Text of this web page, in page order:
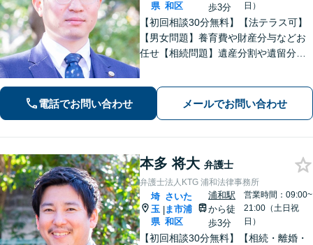
県 和区
歩3分
日）
【初回相談30分無料】【法テラス可】
【男女問題】養育費や財産分与などお
任せ【相続問題】遺産分割や遺留分、
も的確に解決【休日・夜間面談可】
【浦和駅3分】
電話でお問い合わせ メールでお問い合わせ
本多 将大 弁護士
弁護士法人KTG 浦和法律事務所
埼
玉
県
|
さいた
ま市浦
和区
浦和駅
から徒
歩3分
営業時間：09:00~
21:00（土日祝
日）
【初回相談30分無料】【相続・離婚・